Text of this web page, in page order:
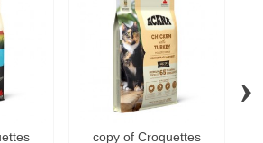
copy of Croquettes
›